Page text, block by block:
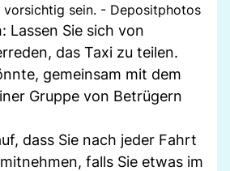
vorsichtig sein. - Depositphotos
Lassen Sie sich von
das Taxi zu teilen.
gemeinsam mit dem
Gruppe von Betrügern
dass Sie nach jeder Fahrt
falls Sie etwas im